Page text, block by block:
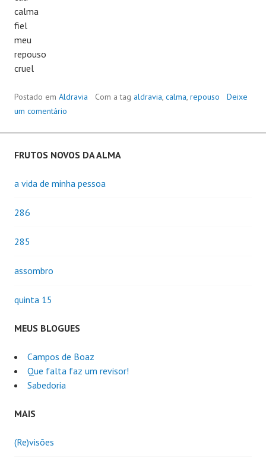
calma
fiel
meu
repouso
cruel
Postado em Aldravia Com a tag aldravia, calma, repouso
Deixe
um comentário
FRUTOS NOVOS DA ALMA
a vida de minha pessoa
286
285
assombro
quinta 15
MEUS BLOGUES
Campos de Boaz
Que falta faz um revisor!
Sabedoria
MAIS
(Re)visões